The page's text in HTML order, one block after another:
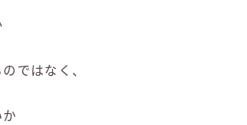
ではなく、